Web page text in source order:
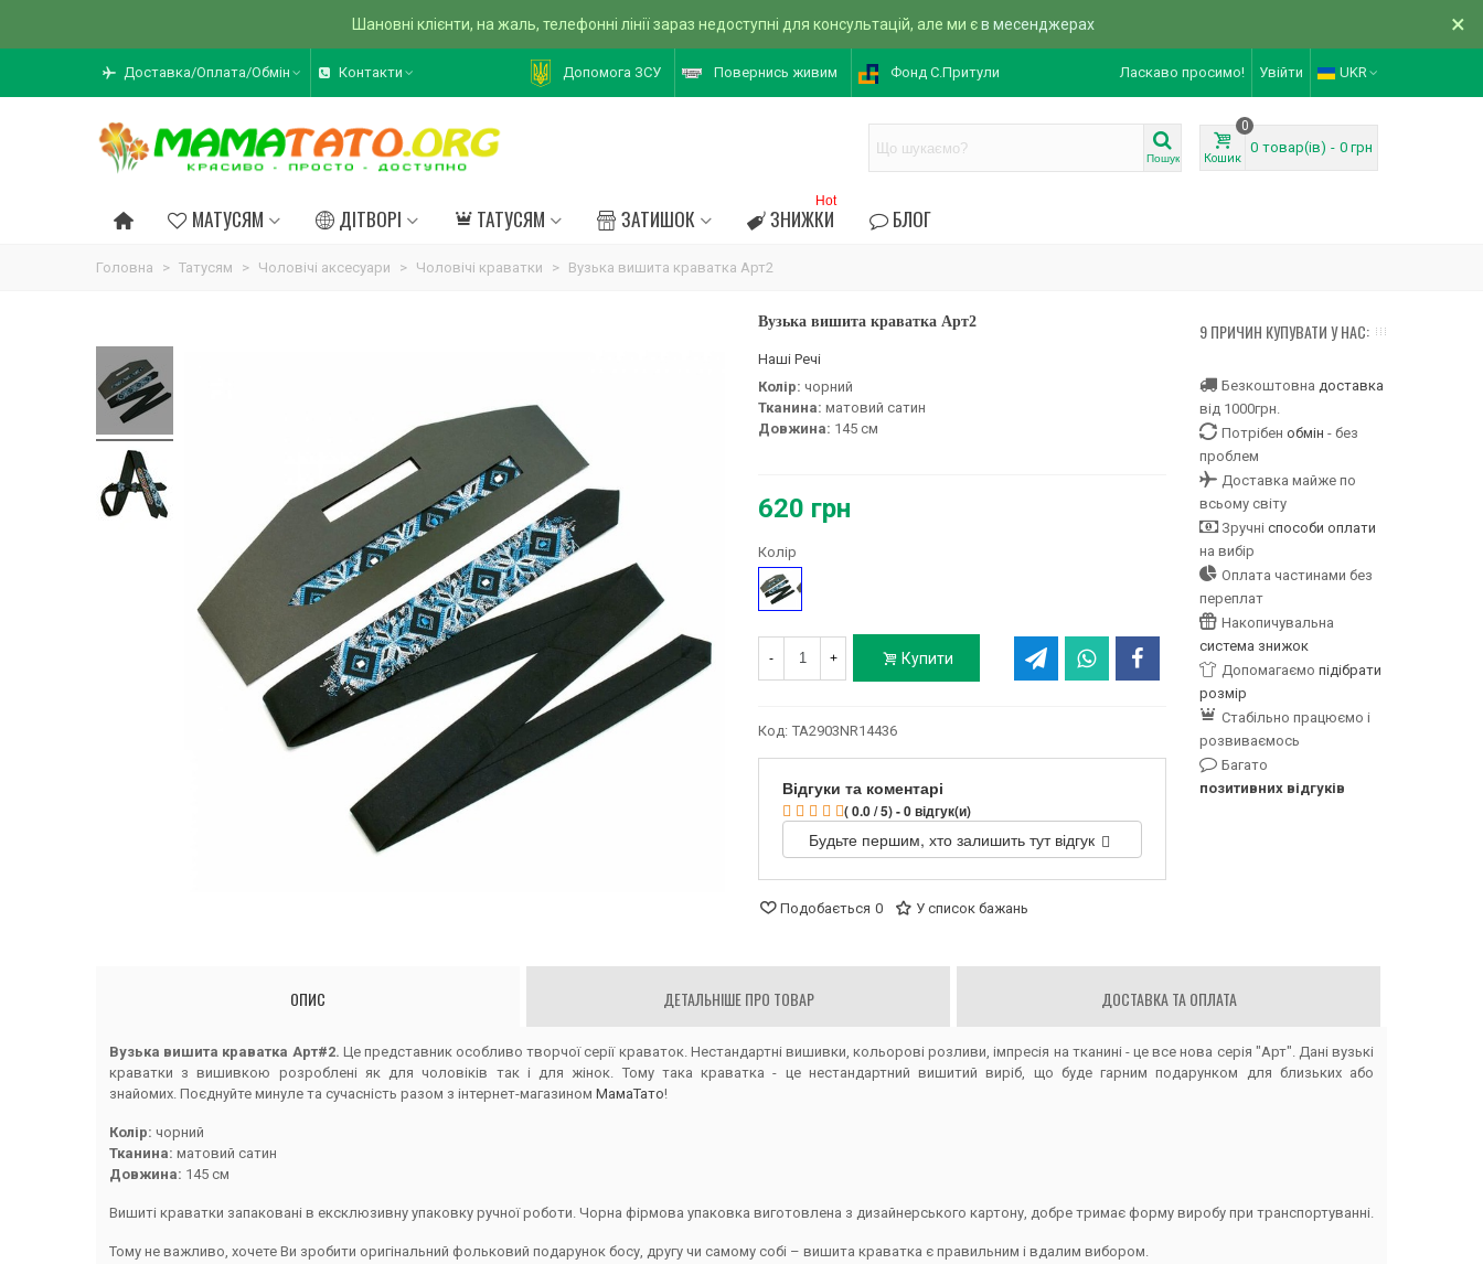
Шановні клієнти, на жаль, телефонні лінії зараз недоступні для консультацій, але ми єв месенджерах ×
Доставка/Оплата/Обмін Контакти Допомога ЗСУ Повернись живим Фонд С.Притули Ласкаво просимо! Увійти UKR
Пошук Кошик
0
0 товар(ів) - 0 грн
МАТУСЯМ ДІТВОРІ ТАТУСЯМ ЗАТИШОК ЗНИЖКИ
Hot
БЛОГ
Головна > Татусям > Чоловічі аксесуари > Чоловічі краватки > Вузька вишита краватка Арт2
Вузька вишита краватка Арт2
Наші Речі
Колір: чорний
Тканина: матовий сатин
Довжина: 145 см
620 грн
Колір
Чорний
- + Купити
Код: TA2903NR14436
Відгуки та коментарі
( 0.0 / 5) - 0 відгук(и)
Будьте першим, хто залишить тут відгук
Подобається 0 У список бажань
9 ПРИЧИН КУПУВАТИ У НАС:
Безкоштовна доставка
від 1000грн.
Потрібен обмін - без
проблем
Доставка майже по
всьому світу
Зручні способи оплати
на вибір
Оплата частинами без
переплат
Накопичувальна
система знижок
Допомагаємо підібрати
розмір
Стабільно працюємо і
розвиваємось
Багато
позитивних відгуків
ОПИС ДЕТАЛЬНІШЕ ПРО ТОВАР ДОСТАВКА ТА ОПЛАТА
Вузька вишита краватка Арт#2. Це представник особливо творчої серії краваток. Нестандартні вишивки, кольорові розливи, імпресія на тканині - це все нова серія "Арт". Дані вузькі
краватки з вишивкою розроблені як для чоловіків так і для жінок. Тому така краватка - це нестандартний вишитий виріб, що буде гарним подарунком для близьких або
знайомих. Поєднуйте минуле та сучасність разом з інтернет-магазином МамаТато!
Колір: чорний
Тканина: матовий сатин
Довжина: 145 см
Вишиті краватки запаковані в ексклюзивну упаковку ручної роботи. Чорна фірмова упаковка виготовлена з дизайнерського картону, добре тримає форму виробу при транспортуванні.
Тому не важливо, хочете Ви зробити оригінальний фольковий подарунок босу, другу чи самому собі – вишита краватка є правильним і вдалим вибором.